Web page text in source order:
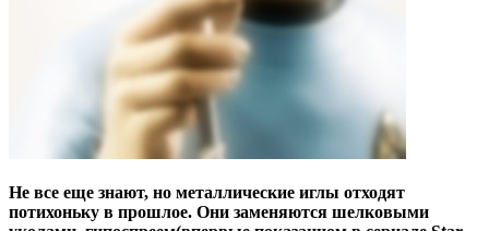
Не все еще знают, но металлические иглы отходят
потихоньку в прошлое. Они заменяются шелковыми